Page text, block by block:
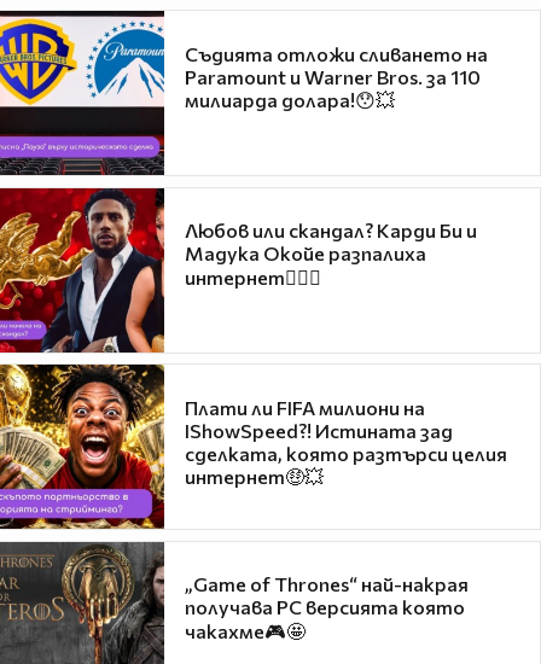
Съдията отложи сливането на
Paramount и Warner Bros. за 110
милиарда долара!😯💥
Любов или скандал? Карди Би и
Мадука Окойе разпалиха
интернет❤️‍🔥🔥
Плати ли FIFA милиони на
IShowSpeed?! Истината зад
сделката, която разтърси целия
интернет🤑💥
„Game of Thrones“ най-накрая
получава PC версията която
чакахме🎮🤩